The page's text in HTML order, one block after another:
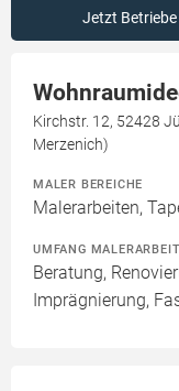
Jetzt
Kirchstr. 12, 52428
Merzenich)
MALER BEREICHE
Malerarbeiten,
UMFANG
Beratung,
Imprägnierung,